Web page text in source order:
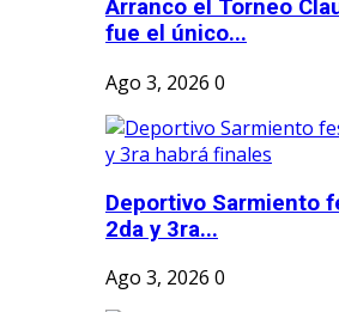
Arranco el Torneo
fue el único...
Ago 3, 2026 0
Deportivo Sarmiento
2da y 3ra...
Ago 3, 2026 0